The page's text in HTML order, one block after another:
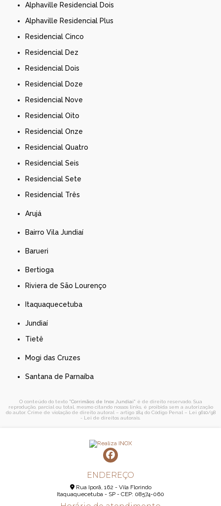
Alphaville Residencial Dois
Alphaville Residencial Plus
Residencial Cinco
Residencial Dez
Residencial Dois
Residencial Doze
Residencial Nove
Residencial Oito
Residencial Onze
Residencial Quatro
Residencial Seis
Residencial Sete
Residencial Três
Arujá
Bairro Vila Jundiaí
Barueri
Bertioga
Riviera de São Lourenço
Itaquaquecetuba
Jundiaí
Tietê
Mogi das Cruzes
Santana de Parnaíba
O conteúdo do texto "Corrimãos de Inox Jundiaí" é de direito reservado. Sua
reprodução, parcial ou total, mesmo citando nossos links, é proibida sem a autorização
do autor. Crime de violação de direito autoral – artigo 184 do Código Penal – Lei 9610/98
- Lei de direitos autorais
ENDEREÇO
Rua Iporã, 162 - Vila Florindo
Itaquaquecetuba - SP - CEP: 08574-060